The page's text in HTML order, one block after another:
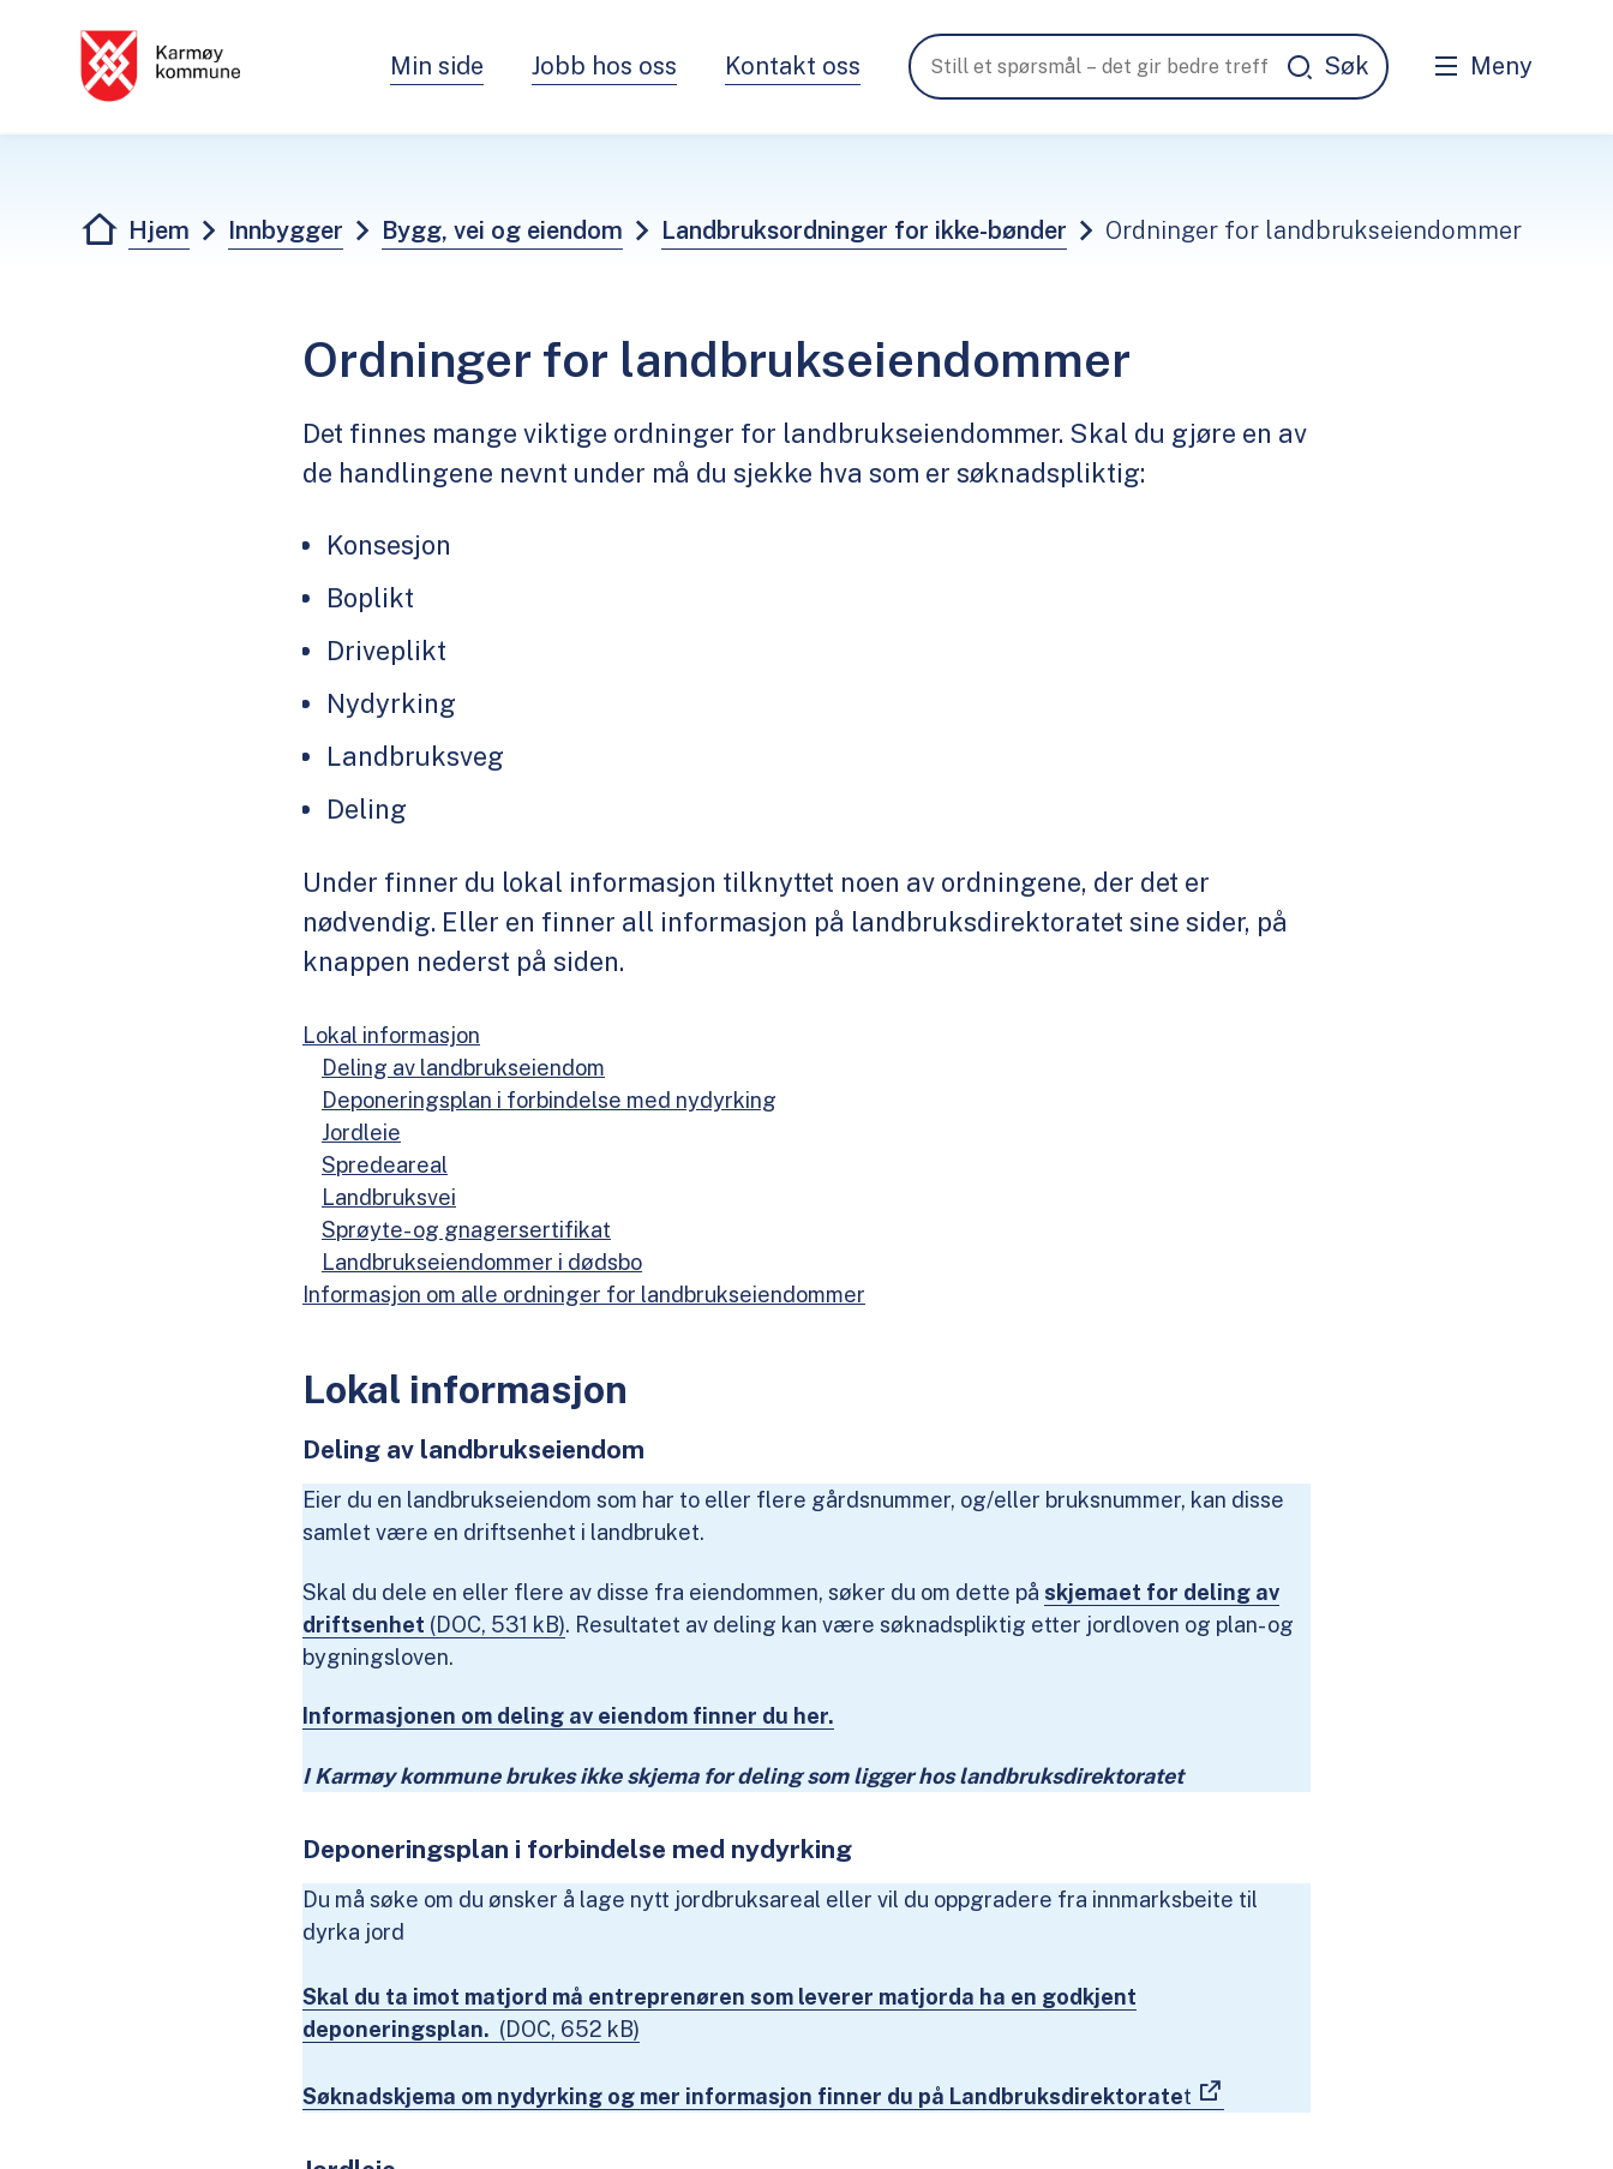
Min side Jobb hos oss Kontakt oss Meny
Du er her:
Hjem Innbygger Bygg, vei og eiendom Landbruksordninger for ikke-bønder Ordninger for landbrukseiendommer
Ordninger for landbrukseiendommer
Det finnes mange viktige ordninger for landbrukseiendommer. Skal du gjøre en av
de handlingene nevnt under må du sjekke hva som er søknadspliktig:
Konsesjon
Boplikt
Driveplikt
Nydyrking
Landbruksveg
Deling
Under finner du lokal informasjon tilknyttet noen av ordningene, der det er
nødvendig. Eller en finner all informasjon på landbruksdirektoratet sine sider, på
knappen nederst på siden.
Lokal informasjon
Deling av landbrukseiendom
Deponeringsplan i forbindelse med nydyrking
Jordleie
Spredeareal
Landbruksvei
Sprøyte- og gnagersertifikat
Landbrukseiendommer i dødsbo
Informasjon om alle ordninger for landbrukseiendommer
Lokal informasjon
Deling av landbrukseiendom
Eier du en landbrukseiendom som har to eller flere gårdsnummer, og/eller bruksnummer, kan disse
samlet være en driftsenhet i landbruket.
Skal du dele en eller flere av disse fra eiendommen, søker du om dette på skjemaet for deling av
driftsenhet (DOC, 531 kB). Resultatet av deling kan være søknadspliktig etter jordloven og plan- og
bygningsloven.
Informasjonen om deling av eiendom finner du her.
I Karmøy kommune brukes ikke skjema for deling som ligger hos landbruksdirektoratet
Deponeringsplan i forbindelse med nydyrking
Du må søke om du ønsker å lage nytt jordbruksareal eller vil du oppgradere fra innmarksbeite til
dyrka jord
Skal du ta imot matjord må entreprenøren som leverer matjorda ha en godkjent
deponeringsplan. (DOC, 652 kB)
Søknadskjema om nydyrking og mer informasjon finner du på Landbruksdirektoratet